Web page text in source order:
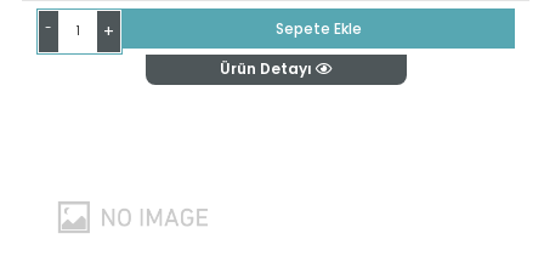
- +
Sepete Ekle
Ürün Detayı